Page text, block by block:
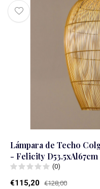
Lámpara de Techo
- Felicity D53.5xAl67cm
(0)
€115,20 €128,00